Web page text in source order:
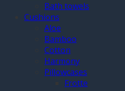
Bath towels
Cushions
Aloe
Bamboo
Cotton
Harmony
Pillowcases
Frotte